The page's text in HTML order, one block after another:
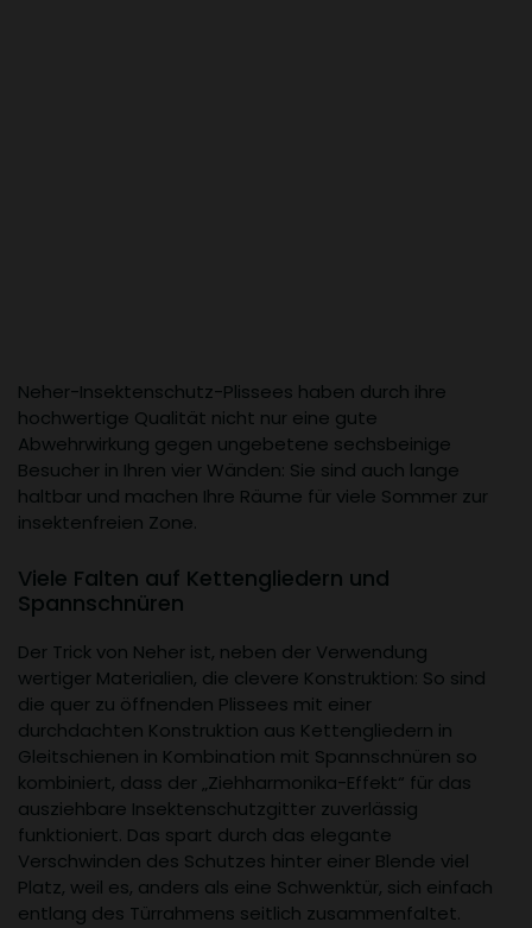
Neher-Insektenschutz-Plissees haben durch ihre
hochwertige Qualität nicht nur eine gute
Abwehrwirkung gegen ungebetene sechsbeinige
Besucher in Ihren vier Wänden: Sie sind auch lange
haltbar und machen Ihre Räume für viele Sommer zur
insektenfreien Zone.
Viele Falten auf Kettengliedern und
Spannschnüren
Der Trick von Neher ist, neben der Verwendung
wertiger Materialien, die clevere Konstruktion: So sind
die quer zu öffnenden Plissees mit einer
durchdachten Konstruktion aus Kettengliedern in
Gleitschienen in Kombination mit Spannschnüren so
kombiniert, dass der „Ziehharmonika-Effekt“ für das
ausziehbare Insektenschutzgitter zuverlässig
funktioniert. Das spart durch das elegante
Verschwinden des Schutzes hinter einer Blende viel
Platz, weil es, anders als eine Schwenktür, sich einfach
entlang des Türrahmens seitlich zusammenfaltet.